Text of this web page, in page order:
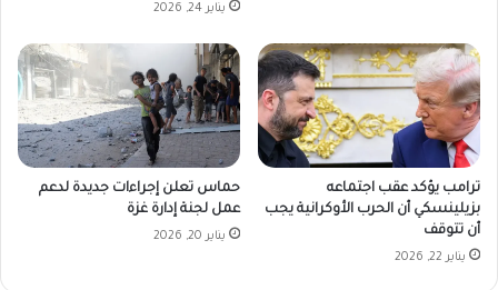
يناير 24, 2026
ترامب يؤكد عقب اجتماعه
بزيلينسكي أن الحرب الأوكرانية يجب
أن تتوقف
يناير 22, 2026
حماس تعلن إجراءات جديدة لدعم
عمل لجنة إدارة غزة
يناير 20, 2026